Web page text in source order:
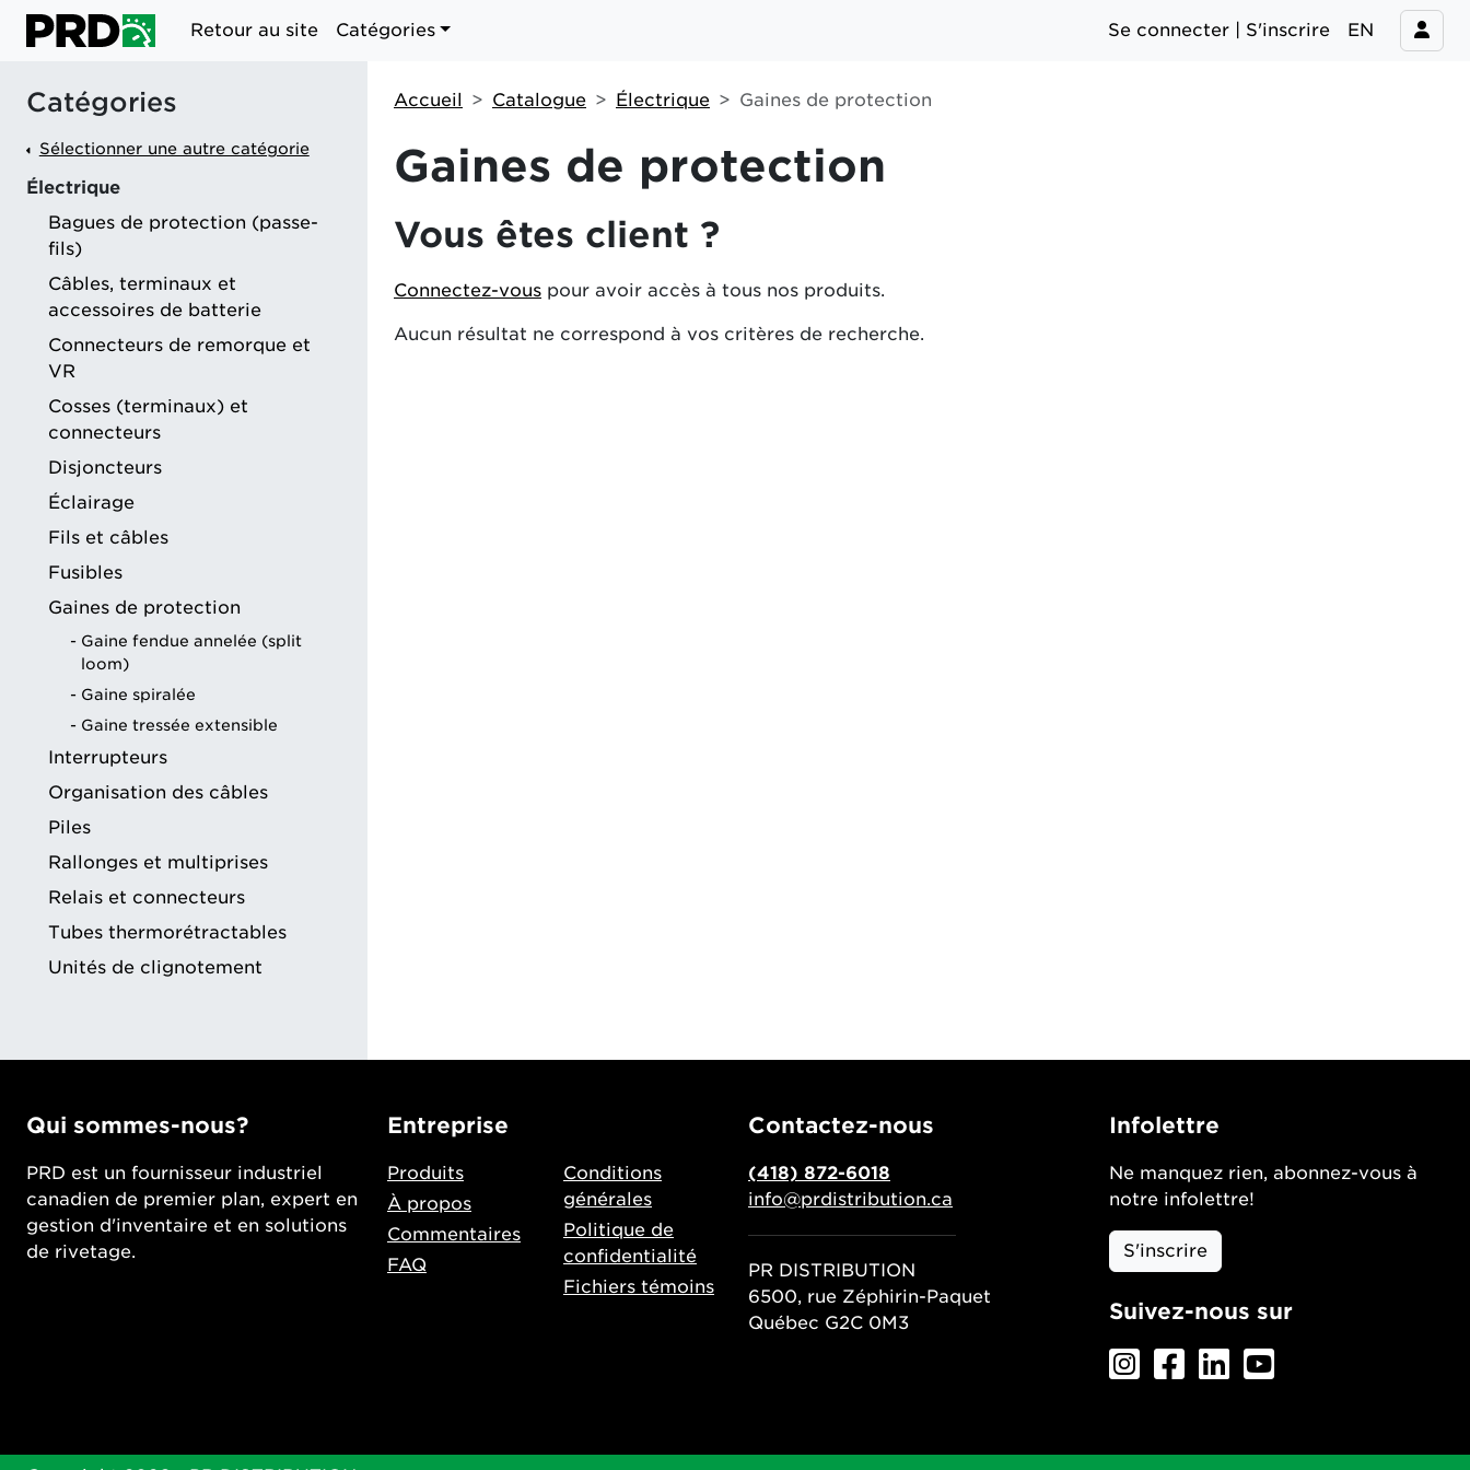
Retour au site Catégories Se connecter | S'inscrire EN
Catégories
Sélectionner une autre catégorie
Électrique
Bagues de protection (passe-
fils)
Câbles, terminaux et
accessoires de batterie
Connecteurs de remorque et
VR
Cosses (terminaux) et
connecteurs
Disjoncteurs
Éclairage
Fils et câbles
Fusibles
Gaines de protection
Gaine fendue annelée (split
loom)
Gaine spiralée
Gaine tressée extensible
Interrupteurs
Organisation des câbles
Piles
Rallonges et multiprises
Relais et connecteurs
Tubes thermorétractables
Unités de clignotement
Accueil Catalogue Électrique Gaines de protection
Gaines de protection
Vous êtes client ?
Connectez-vous pour avoir accès à tous nos produits.
Aucun résultat ne correspond à vos critères de recherche.
Qui sommes-nous?
PRD est un fournisseur industriel
canadien de premier plan, expert en
gestion d'inventaire et en solutions
de rivetage.
Entreprise
Produits
À propos
Commentaires
FAQ
Conditions
générales
Politique de
confidentialité
Fichiers témoins
Contactez-nous
(418) 872-6018
info@prdistribution.ca
PR DISTRIBUTION
6500, rue Zéphirin-Paquet
Québec G2C 0M3
Infolettre
Ne manquez rien, abonnez-vous à
notre infolettre!
S'inscrire
Suivez-nous sur